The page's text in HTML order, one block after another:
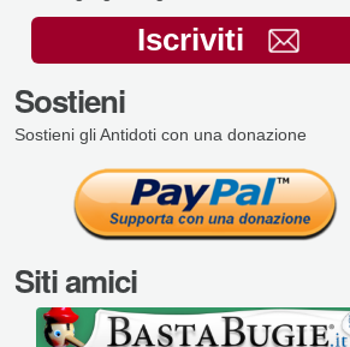
Iscriviti
Sostieni
Sostieni gli Antidoti con una donazione
Siti amici